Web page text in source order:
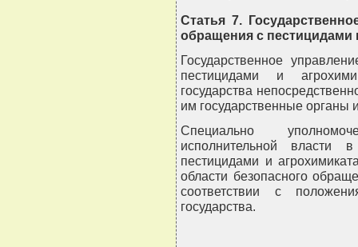
Статья 7.
обращения с пестицидами
Государственное
пестицидами и
государства
им государственные органы
Специально
исполнительной власти
пестицидами и
области безопасного
соответствии с
государства.